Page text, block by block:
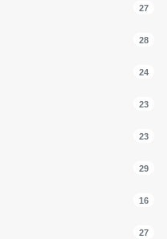
27
28
24
23
23
29
16
27